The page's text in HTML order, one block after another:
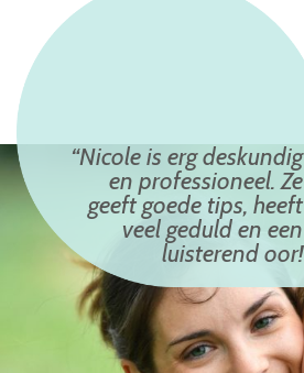
Nicole is erg deskundig
en professioneel. Ze
geeft goede tips, heeft
veel geduld en een
luisterend oor!